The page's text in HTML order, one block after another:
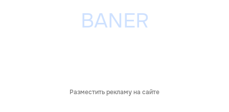
Разместить рекламу на сайте